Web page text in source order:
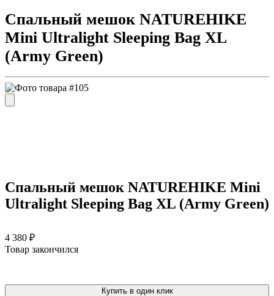
Спальный мешок NATUREHIKE
Mini Ultralight Sleeping Bag XL
(Army Green)
Спальный мешок NATUREHIKE Mini
Ultralight Sleeping Bag XL (Army Green)
4 380 ₽
Товар закончился
Купить в один клик